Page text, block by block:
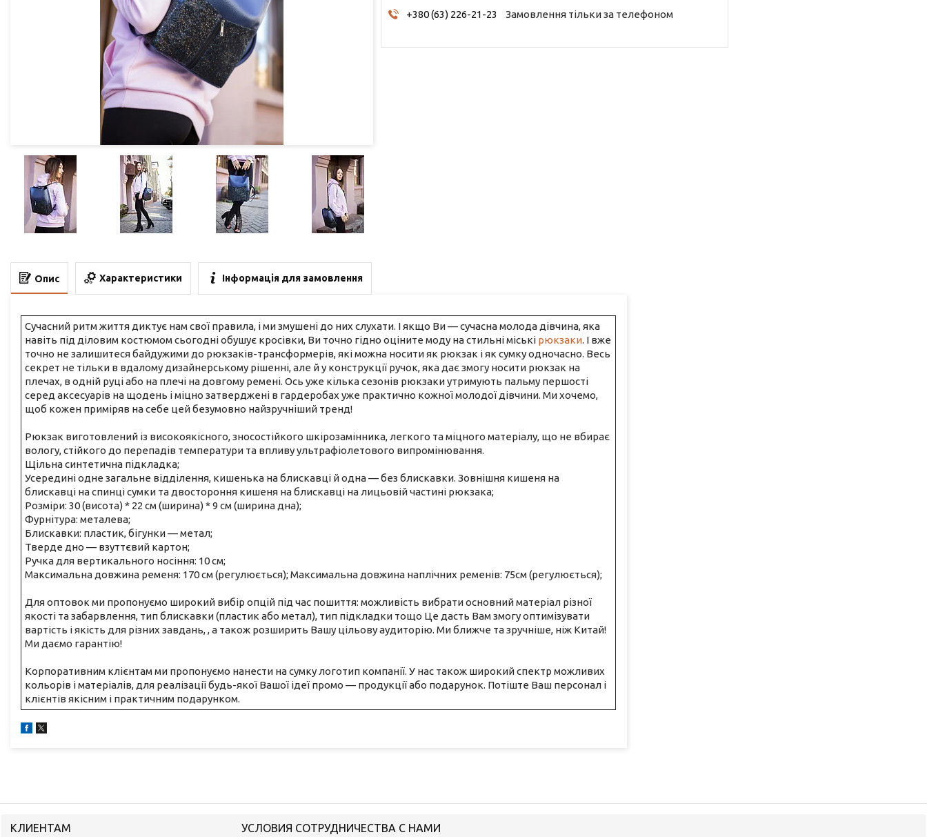
+380 (63) 226-21-23 Замовлення тільки за телефоном
Опис Характеристики Інформація для замовлення
Сучасний ритм життя диктує нам свої правила, і ми змушені до них слухати. І якщо Ви — сучасна молода дівчина, яка
навіть під діловим костюмом сьогодні обушує кросівки, Ви точно гідно оціните моду на стильні міські рюкзаки. І вже
точно не залишитеся байдужими до рюкзаків-трансформерів, які можна носити як рюкзак і як сумку одночасно. Весь
секрет не тільки в вдалому дизайнерському рішенні, але й у конструкції ручок, яка дає змогу носити рюкзак на
плечах, в одній руці або на плечі на довгому ремені. Ось уже кілька сезонів рюкзаки утримують пальму першості
серед аксесуарів на щодень і міцно затверджені в гардеробах уже практично кожної молодої дівчини. Ми хочемо,
щоб кожен приміряв на себе цей безумовно найзручніший тренд!
Рюкзак виготовлений із високоякісного, зносостійкого шкірозамінника, легкого та міцного матеріалу, що не вбирає
вологу, стійкого до перепадів температури та впливу ультрафіолетового випромінювання.
Щільна синтетична підкладка;
Усередині одне загальне відділення, кишенька на блискавці й одна — без блискавки. Зовнішня кишеня на
блискавці на спинці сумки та двостороння кишеня на блискавці на лицьовій частині рюкзака;
Розміри: 30 (висота) * 22 см (ширина) * 9 см (ширина дна);
Фурнітура: металева;
Блискавки: пластик, бігунки — метал;
Тверде дно — взуттєвий картон;
Ручка для вертикального носіння: 10 см;
Максимальна довжина ременя: 170 см (регулюється); Максимальна довжина наплічних ременів: 75см (регулюється);
Для оптовок ми пропонуємо широкий вибір опцій під час пошиття: можливість вибрати основний матеріал різної
якості та забарвлення, тип блискавки (пластик або метал), тип підкладки тощо Це дасть Вам змогу оптимізувати
вартість і якість для різних завдань, , а також розширить Вашу цільову аудиторію. Ми ближче та зручніше, ніж Китай!
Ми даємо гарантію!
Корпоративним клієнтам ми пропонуємо нанести на сумку логотип компанії. У нас також широкий спектр можливих
кольорів і матеріалів, для реалізації будь-якої Вашої ідеї промо — продукції або подарунок. Потіште Ваш персонал і
клієнтів якісним і практичним подарунком.
КЛИЕНТАМ УСЛОВИЯ СОТРУДНИЧЕСТВА С НАМИ